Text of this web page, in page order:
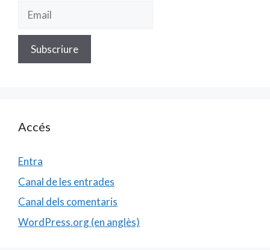
Accés
Entra
Canal de les entrades
Canal dels comentaris
WordPress.org (en anglès)